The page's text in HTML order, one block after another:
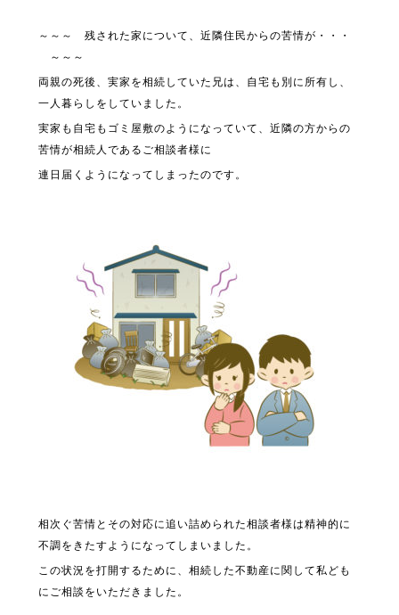
～～～ 残された家について、近隣住民からの苦情が・・・
～～～
両親の死後、実家を相続していた兄は、自宅も別に所有し、
一人暮らしをしていました。
実家も自宅もゴミ屋敷のようになっていて、近隣の方からの
苦情が相続人であるご相談者様に
連日届くようになってしまったのです。
相次ぐ苦情とその対応に追い詰められた相談者様は精神的に
不調をきたすようになってしまいました。
この状況を打開するために、相続した不動産に関して私ども
にご相談をいただきました。